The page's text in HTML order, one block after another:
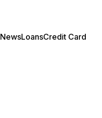
NewsLoansCredit Card